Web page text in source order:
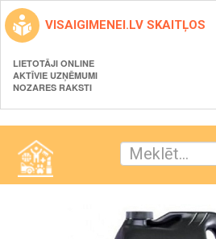
VISAIGIMENEI.LV SKAITĻOS
LIETOTĀJI ONLINE
AKTĪVIE UZŅĒMUMI
NOZARES RAKSTI